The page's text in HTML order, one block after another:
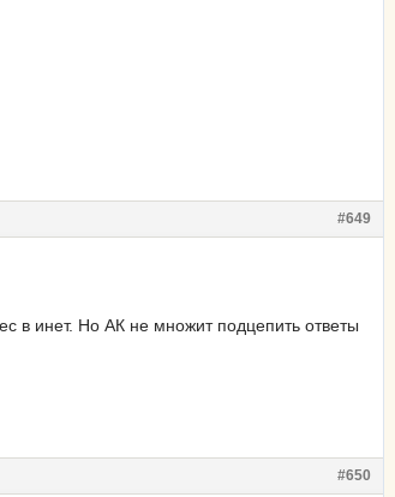
#649
в инет. Но АК не множит подцепить ответы
#650